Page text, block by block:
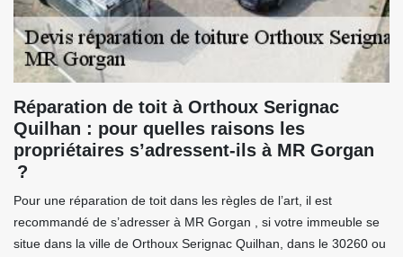
Réparation de toit à Orthoux Serignac
Quilhan : pour quelles raisons les
propriétaires s’adressent-ils à MR Gorgan
?
Pour une réparation de toit dans les règles de l’art, il est
recommandé de s’adresser à MR Gorgan , si votre immeuble se
situe dans la ville de Orthoux Serignac Quilhan, dans le 30260 ou